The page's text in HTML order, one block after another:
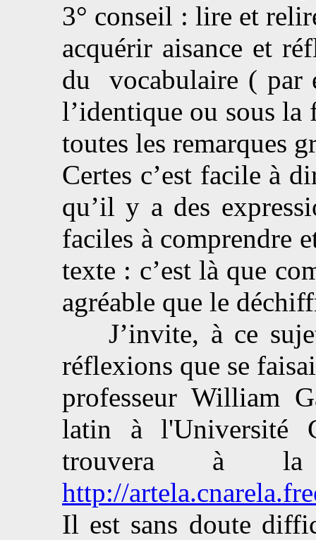
3° conseil : lire et
acquérir aisance et
du vocabulaire ( par
l’identique ou sous la
toutes les remarques
Certes c’est facile à
qu’il y a des
faciles à comprendre
texte : c’est là que
agréable que le
J’invite, à ce
réflexions que se
professeur William
latin à l'Université
trouvera à
http://
Il est sans doute